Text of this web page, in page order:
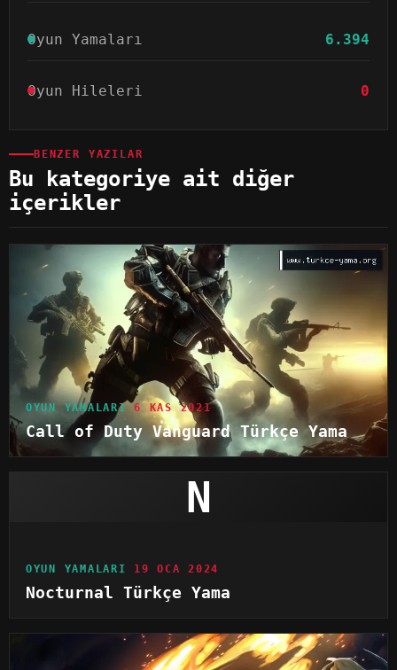
Oyun Yamaları 6.394
Oyun Hileleri 0
BENZER YAZILAR
Bu kategoriye ait diğer
içerikler
OYUN YAMALARI 6 KAS 2021
Call of Duty Vanguard Türkçe Yama
N
OYUN YAMALARI 19 OCA 2024
Nocturnal Türkçe Yama